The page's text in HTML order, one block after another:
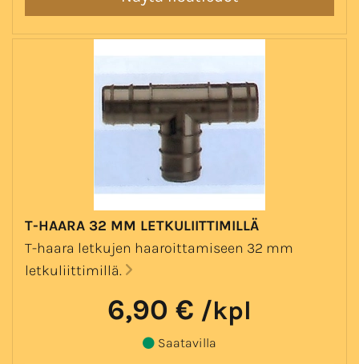
T-HAARA 32 MM LETKULIITTIMILLÄ
T-haara letkujen haaroittamiseen 32 mm
letkuliittimillä.
6,90 € /kpl
Saatavilla